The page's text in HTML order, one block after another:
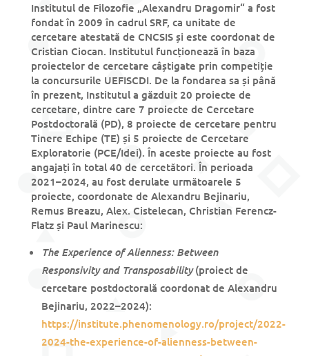
Institutul de Filozofie „Alexandru Dragomir“ a fost
fondat în 2009 în cadrul SRF, ca unitate de
cercetare atestată de CNCSIS și este coordonat de
Cristian Ciocan. Institutul funcționează în baza
proiectelor de cercetare câștigate prin competiție
la concursurile UEFISCDI. De la fondarea sa și până
în prezent, Institutul a găzduit 20 proiecte de
cercetare, dintre care 7 proiecte de Cercetare
Postdoctorală (PD), 8 proiecte de cercetare pentru
Tinere Echipe (TE) și 5 proiecte de Cercetare
Exploratorie (PCE/Idei). În aceste proiecte au fost
angajați în total 40 de cercetători. În perioada
2021–2024, au fost derulate următoarele 5
proiecte, coordonate de Alexandru Bejinariu,
Remus Breazu, Alex. Cistelecan, Christian Ferencz-
Flatz și Paul Marinescu:
The Experience of Alienness: Between
Responsivity and Transposability(proiect de
cercetare postdoctorală coordonat de Alexandru
Bejinariu, 2022–2024):
https://institute.phenomenology.ro/project/2022-
2024-the-experience-of-alienness-between-